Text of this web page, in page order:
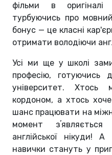
фільми в
турбуючись про
бонус — це класні
отримати володіючи
Усі ми ще у школі
професію,
університет.
кордоном, а хтось
шанс працювати на
момент
англійської нікуди!
навички стануть у